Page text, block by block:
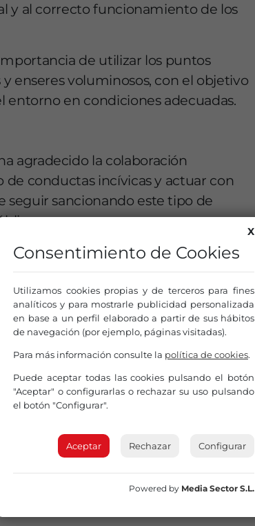
y al correcto funcionamiento de los
de utilizar los puntos
enseres voluminosos, con el objetivo
en condiciones adecuadas.
agradecido la colaboración
conductas incívicas y actuar con
seguir sancionando este tipo de
X
Consentimiento de Cookies
Utilizamos cookies propias y de terceros para fines
analíticos y para mostrarle publicidad personalizada
en base a un perfil elaborado a partir de sus hábitos
de navegación (por ejemplo, páginas visitadas).
Para más información consulte la política de cookies.
Puede aceptar todas las cookies pulsando el botón
"Aceptar" o configurarlas o rechazar su uso pulsando
el botón "Configurar".
Aceptar Rechazar Configurar
Powered by Media Sector S.L.